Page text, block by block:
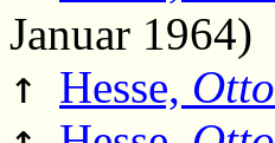
Januar 1964)
↑ Hesse, Otto